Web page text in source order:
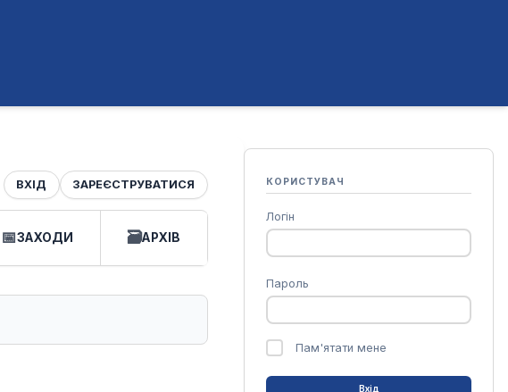
КОРИСТУВАЧ
Логін
Пароль
Пам'ятати мене
ВХІД ЗАРЕЄСТРУВАТИСЯ
ЗАХОДИ АРХІВ